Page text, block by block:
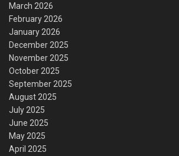
March 2026
February 2026
January 2026
December 2025
November 2025
October 2025
September 2025
August 2025
July 2025
June 2025
May 2025
April 2025